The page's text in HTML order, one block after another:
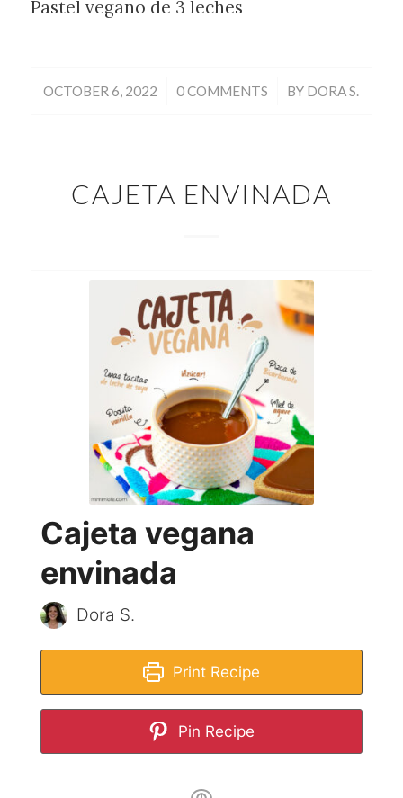
Pastel vegano de 3 leches
OCTOBER 6, 2022
/ 0 COMMENTS
/ BY DORA S.
CAJETA ENVINADA
Cajeta vegana
envinada
Dora S.
Print Recipe
Pin Recipe